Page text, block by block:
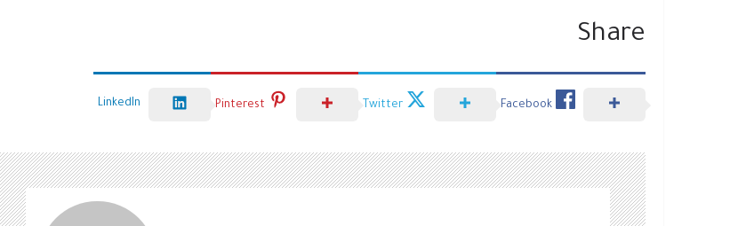
Share
Facebook
Twitter
Pinterest
LinkedIn